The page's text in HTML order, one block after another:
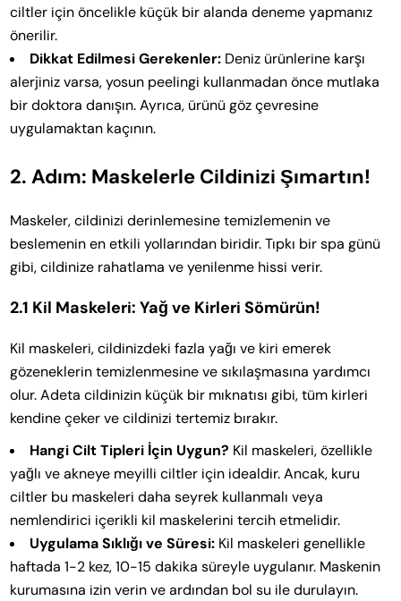
ciltler için öncelikle küçük bir alanda deneme yapmanız
önerilir.
Dikkat Edilmesi Gerekenler: Deniz ürünlerine karşı
alerjiniz varsa, yosun peelingi kullanmadan önce mutlaka
bir doktora danışın. Ayrıca, ürünü göz çevresine
uygulamaktan kaçının.
2. Adım: Maskelerle Cildinizi Şımartın!
Maskeler, cildinizi derinlemesine temizlemenin ve
beslemenin en etkili yollarından biridir. Tıpkı bir spa günü
gibi, cildinize rahatlama ve yenilenme hissi verir.
2.1 Kil Maskeleri: Yağ ve Kirleri Sömürün!
Kil maskeleri, cildinizdeki fazla yağı ve kiri emerek
gözeneklerin temizlenmesine ve sıkılaşmasına yardımcı
olur. Adeta cildinizin küçük bir mıknatısı gibi, tüm kirleri
kendine çeker ve cildinizi tertemiz bırakır.
Hangi Cilt Tipleri İçin Uygun? Kil maskeleri, özellikle
yağlı ve akneye meyilli ciltler için idealdir. Ancak, kuru
ciltler bu maskeleri daha seyrek kullanmalı veya
nemlendirici içerikli kil maskelerini tercih etmelidir.
Uygulama Sıklığı ve Süresi: Kil maskeleri genellikle
haftada 1-2 kez, 10-15 dakika süreyle uygulanır. Maskenin
kurumasına izin verin ve ardından bol su ile durulayın.